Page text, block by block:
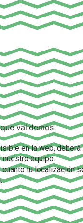
validemos
en la web, deberá
nuestro equipo.
tu localización